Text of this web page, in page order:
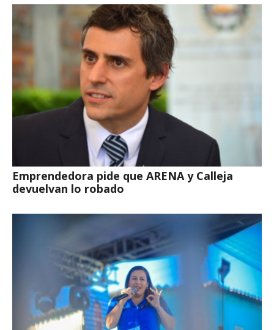
Emprendedora pide que ARENA y Calleja
devuelvan lo robado